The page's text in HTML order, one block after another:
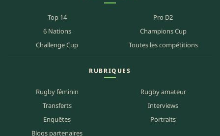
Top 14
Pro D2
6 Nations
Champions Cup
Challenge Cup
Toutes les compétitions
RUBRIQUES
Rugby féminin
Rugby amateur
Transferts
Interviews
Enquêtes
Portraits
Blogs partenaires